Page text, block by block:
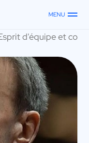
MENU
d'équipe et